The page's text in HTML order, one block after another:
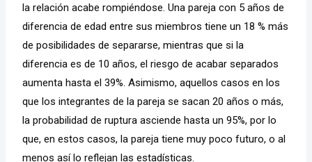
la relación acabe rompiéndose. Una pareja con 5 años de
diferencia de edad entre sus miembros tiene un 18 % más
de posibilidades de separarse, mientras que si la
diferencia es de 10 años, el riesgo de acabar separados
aumenta hasta el 39%. Asimismo, aquellos casos en los
que los integrantes de la pareja se sacan 20 años o más,
la probabilidad de ruptura asciende hasta un 95%, por lo
que, en estos casos, la pareja tiene muy poco futuro, o al
menos así lo reflejan las estadísticas.